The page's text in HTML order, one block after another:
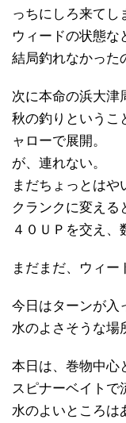
っちにしろ来てし
ウィードの状態な
結局釣れなかった
次に本命の浜大津
秋の釣りというこ
ャローで展開。
が、連れない。
まだちょっとはや
クランクに変える
４０ＵＰを交え、
まだまだ、ウィー
今日はターンが入
水のよさそうな場
本日は、巻物中心
スピナーベイトで
水のよいところは